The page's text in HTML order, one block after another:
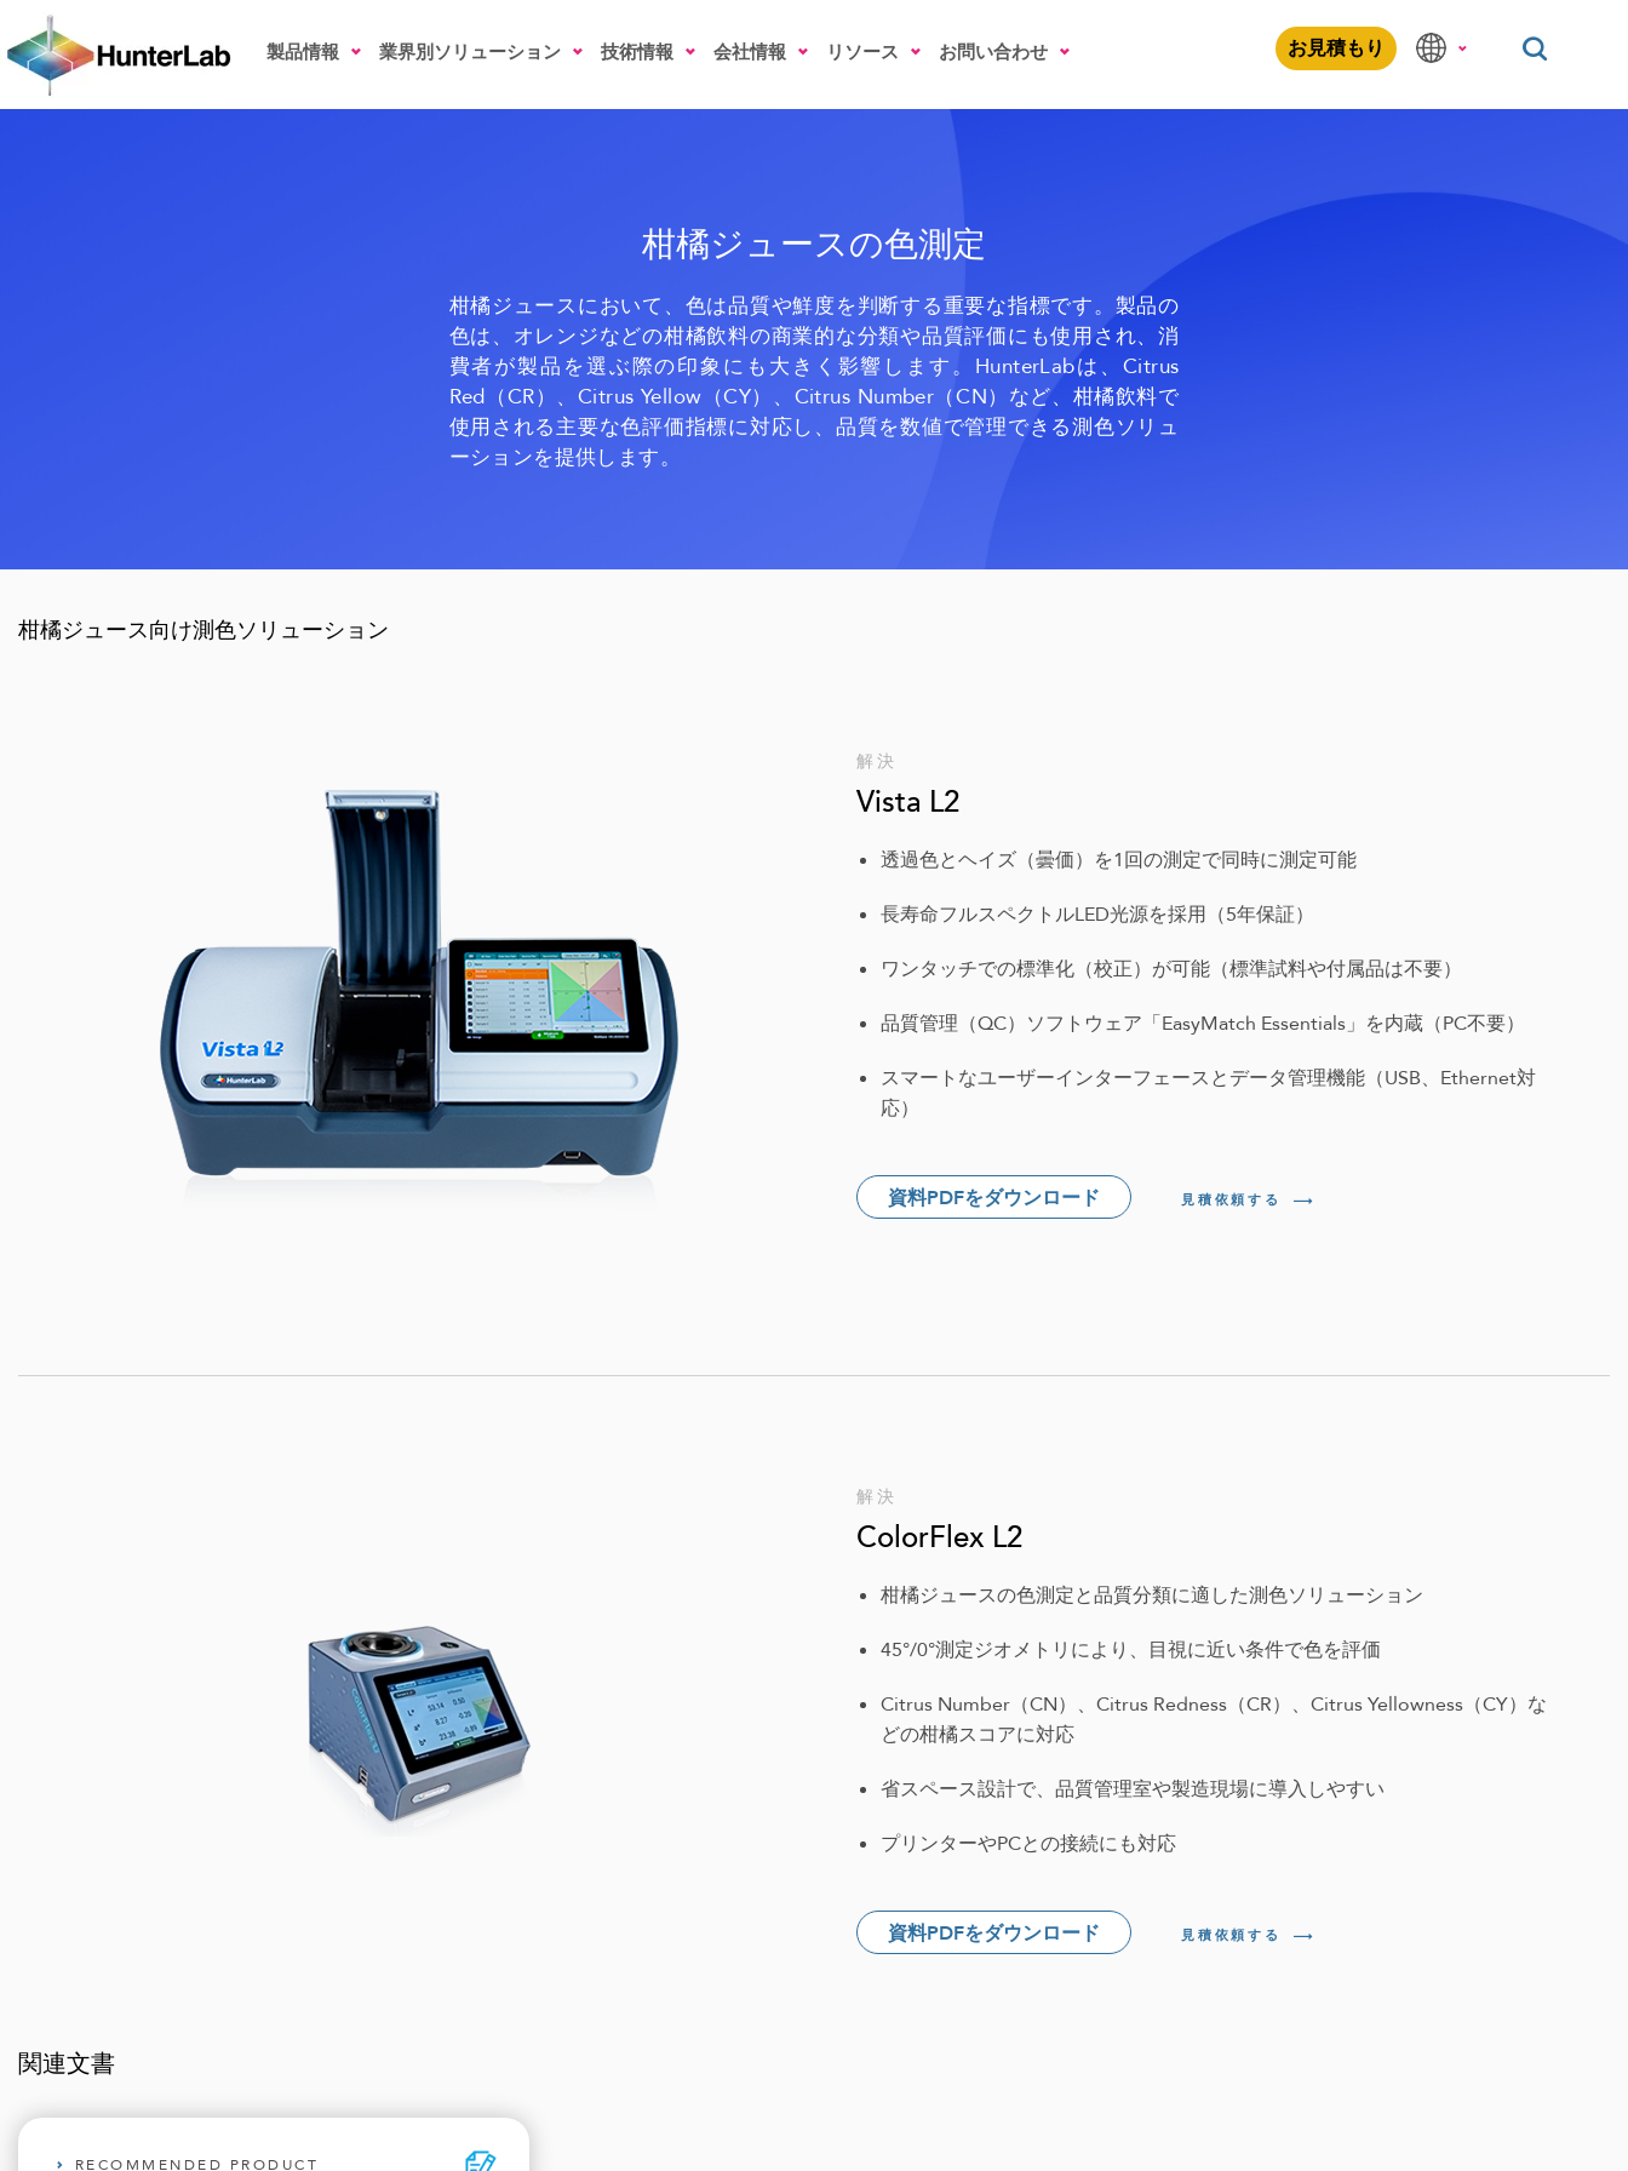
製品情報 業界別ソリューション 技術情報 会社情報 リソース お問い合わせ お見積もり
柑橘ジュースの色測定
柑橘ジュースの色測定
柑橘ジュースにおいて、色は品質や鮮度を判断する重要な指標です。製品の
色は、オレンジなどの柑橘飲料の商業的な分類や品質評価にも使用され、消
費者が製品を選ぶ際の印象にも大きく影響します。HunterLabは、Citrus
Red（CR）、Citrus Yellow（CY）、Citrus Number（CN）など、柑橘飲料で
使用される主要な色評価指標に対応し、品質を数値で管理できる測色ソリュ
ーションを提供します。
柑橘ジュース向け測色ソリューション
解決
Vista L2
透過色とヘイズ（曇価）を1回の測定で同時に測定可能
長寿命フルスペクトルLED光源を採用（5年保証）
ワンタッチでの標準化（校正）が可能（標準試料や付属品は不要）
品質管理（QC）ソフトウェア「EasyMatch Essentials」を内蔵（PC不要）
スマートなユーザーインターフェースとデータ管理機能（USB、Ethernet対
応）
資料PDFをダウンロード 見積依頼する
解決
ColorFlex L2
柑橘ジュースの色測定と品質分類に適した測色ソリューション
45°/0°測定ジオメトリにより、目視に近い条件で色を評価
Citrus Number（CN）、Citrus Redness（CR）、Citrus Yellowness（CY）な
どの柑橘スコアに対応
省スペース設計で、品質管理室や製造現場に導入しやすい
プリンターやPCとの接続にも対応
資料PDFをダウンロード 見積依頼する
関連文書
RECOMMENDED PRODUCT